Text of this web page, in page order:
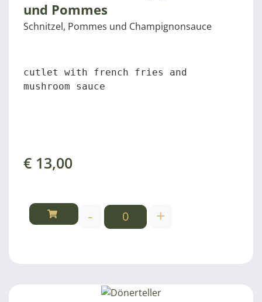
und Pommes
Schnitzel, Pommes und Champignonsauce
cutlet with french fries and
mushroom sauce
€ 13,00
- +